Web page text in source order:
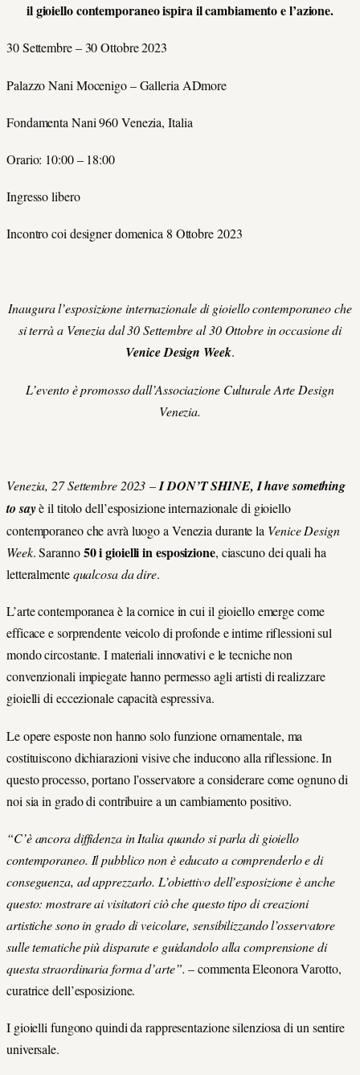
il gioiello contemporaneo ispira il cambiamento e l’azione.
30 Settembre – 30 Ottobre 2023
Palazzo Nani Mocenigo – Galleria ADmore
Fondamenta Nani 960 Venezia, Italia
Orario: 10:00 – 18:00
Ingresso libero
Incontro coi designer domenica 8 Ottobre 2023
Inaugura l’esposizione internazionale di gioiello contemporaneo che
si terrà a Venezia dal 30 Settembre al 30 Ottobre in occasione di
Venice Design Week.
L’evento è promosso dall’Associazione Culturale Arte Design
Venezia.
Venezia, 27 Settembre 2023 –I DON’T SHINE, I have something
to sayè il titolo dell’esposizione internazionale di gioiello
contemporaneo che avrà luogo a Venezia durante la Venice Design
Week. Saranno50 i gioielli in esposizione, ciascuno dei quali ha
letteralmentequalcosa da dire.
L’arte contemporanea è la cornice in cui il gioiello emerge come
efficace e sorprendente veicolo di profonde e intime riflessioni sul
mondo circostante. I materiali innovativi e le tecniche non
convenzionali impiegate hanno permesso agli artisti di realizzare
gioielli di eccezionale capacità espressiva.
Le opere esposte non hanno solo funzione ornamentale, ma
costituiscono dichiarazioni visive che inducono alla riflessione. In
questo processo, portano l’osservatore a considerare come ognuno di
noi sia in grado di contribuire a un cambiamento positivo.
“C’è ancora diffidenza in Italia quando si parla di gioiello
contemporaneo. Il pubblico non è educato a comprenderlo e di
conseguenza, ad apprezzarlo. L’obiettivo dell’esposizione è anche
questo: mostrare ai visitatori ciò che questo tipo di creazioni
artistiche sono in grado di veicolare, sensibilizzando l’osservatore
sulle tematiche più disparate e guidandolo alla comprensione di
questa straordinaria forma d’arte”. – commenta Eleonora Varotto,
curatrice dell’esposizione.
I gioielli fungono quindi da rappresentazione silenziosa di un sentire
universale.